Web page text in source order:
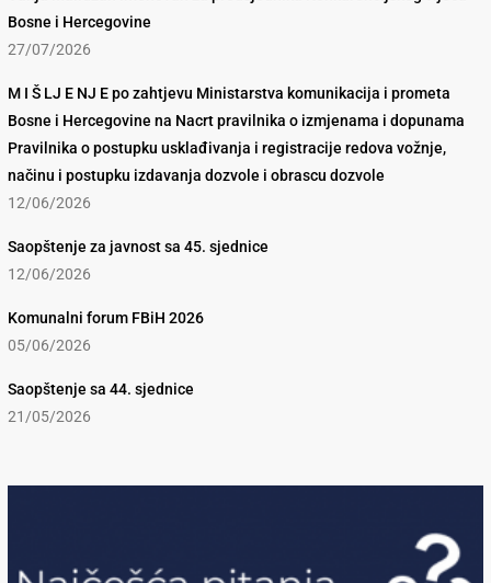
Bosne i Hercegovine
27/07/2026
M I Š LJ E NJ E po zahtjevu Ministarstva komunikacija i prometa
Bosne i Hercegovine na Nacrt pravilnika o izmjenama i dopunama
Pravilnika o postupku usklađivanja i registracije redova vožnje,
načinu i postupku izdavanja dozvole i obrascu dozvole
12/06/2026
Saopštenje za javnost sa 45. sjednice
12/06/2026
Komunalni forum FBiH 2026
05/06/2026
Saopštenje sa 44. sjednice
21/05/2026